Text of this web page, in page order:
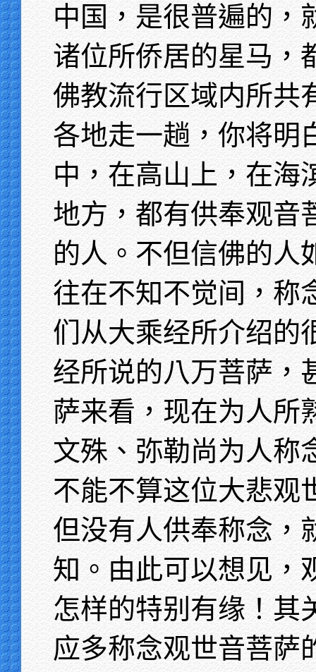
中国，是很普遍的，
诸位所侨居的星马，
佛教流行区域内所共
各地走一趟，你将明
中，在高山上，在海
地方，都有供奉观音
的人。不但信佛的人
往在不知不觉间，称
们从大乘经所介绍的
经所说的八万菩萨，
萨来看，现在为人所
文殊、弥勒尚为人称
不能不算这位大悲观
但没有人供奉称念，
知。由此可以想见，
怎样的特别有缘！其
应多称念观世音菩萨